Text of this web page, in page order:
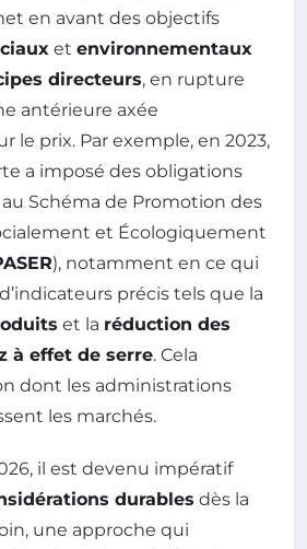
en avant des objectifs
et environnementaux
directeurs, en rupture
antérieure axée
le prix. Par exemple, en 2023,
a imposé des obligations
Schéma de Promotion des
et Écologiquement
), notamment en ce qui
précis tels que la
et la réduction des
à effet de serre. Cela
dont les administrations
les marchés.
il est devenu impératif
durables dès la
une approche qui